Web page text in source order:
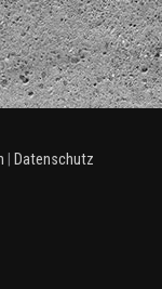
| Datenschutz